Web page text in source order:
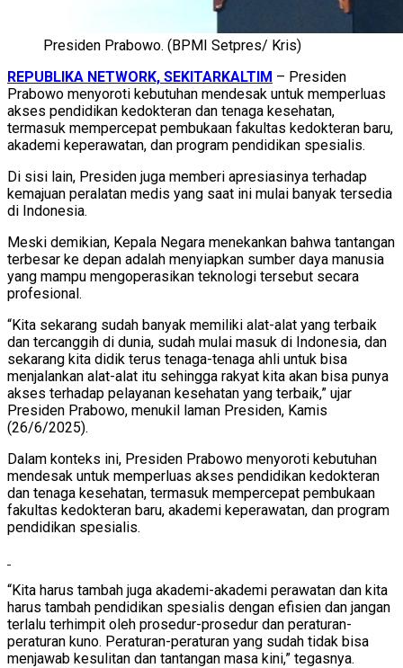
Presiden Prabowo. (BPMI Setpres/ Kris)
REPUBLIKA NETWORK, SEKITARKALTIM – Presiden
Prabowo menyoroti kebutuhan mendesak untuk memperluas
akses pendidikan kedokteran dan tenaga kesehatan,
termasuk mempercepat pembukaan fakultas kedokteran baru,
akademi keperawatan, dan program pendidikan spesialis.
Di sisi lain, Presiden juga memberi apresiasinya terhadap
kemajuan peralatan medis yang saat ini mulai banyak tersedia
di Indonesia.
Meski demikian, Kepala Negara menekankan bahwa tantangan
terbesar ke depan adalah menyiapkan sumber daya manusia
yang mampu mengoperasikan teknologi tersebut secara
profesional.
“Kita sekarang sudah banyak memiliki alat-alat yang terbaik
dan tercanggih di dunia, sudah mulai masuk di Indonesia, dan
sekarang kita didik terus tenaga-tenaga ahli untuk bisa
menjalankan alat-alat itu sehingga rakyat kita akan bisa punya
akses terhadap pelayanan kesehatan yang terbaik,” ujar
Presiden Prabowo, menukil laman Presiden, Kamis
(26/6/2025).
Dalam konteks ini, Presiden Prabowo menyoroti kebutuhan
mendesak untuk memperluas akses pendidikan kedokteran
dan tenaga kesehatan, termasuk mempercepat pembukaan
fakultas kedokteran baru, akademi keperawatan, dan program
pendidikan spesialis.
“Kita harus tambah juga akademi-akademi perawatan dan kita
harus tambah pendidikan spesialis dengan efisien dan jangan
terlalu terhimpit oleh prosedur-prosedur dan peraturan-
peraturan kuno. Peraturan-peraturan yang sudah tidak bisa
menjawab kesulitan dan tantangan masa kini,” tegasnya.